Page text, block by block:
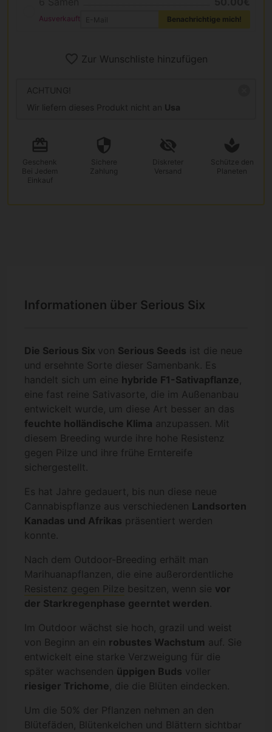
Ausverkauft Benachrichtige mich!
Zur Wunschliste hinzufügen
ACHTUNG!
Wir liefern dieses Produkt nicht an Usa
Geschenk
Bei Jedem
Einkauf
Sichere
Zahlung
Diskreter
Versand
Schütze den
Planeten
Informationen über Serious Six
Die Serious Six von Serious Seeds ist die neue
und ersehnte Sorte dieser Samenbank. Es
handelt sich um eine hybride F1-Sativapflanze
eine fast reine Sativasorte, die im Außenanbau
entwickelt wurde, um diese Art besser an das
feuchte holländische Klima anzupassen. Mit
diesem Breeding wurde ihre hohe Resistenz
gegen Pilze und ihre frühe Erntereife
sichergestellt.
Es hat Jahre gedauert, bis nun diese neue
Cannabispflanze aus verschiedenen Landsorten
Kanadas und Afrikas präsentiert werden
konnte.
Nach dem Outdoor-Breeding erhält man
Marihuanapflanzen, die eine außerordentliche
Resistenz gegen Pilze besitzen, wenn sie vor
der Starkregenphase geerntet werden
Im Outdoor wächst sie hoch, grazil und weist
von Beginn an ein robustes Wachstum auf. Sie
entwickelt eine starke Verzweigung für die
später wachsenden üppigen Buds voller
riesiger Trichome , die die Blüten eindecken.
Um die 50% der Pflanzen nehmen an den
Blütefäden, Blütenkelchen und Blättern sichtbar